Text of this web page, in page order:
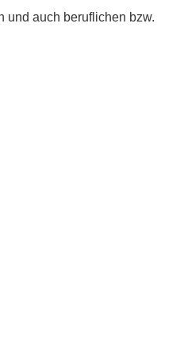
und auch beruflichen bzw.